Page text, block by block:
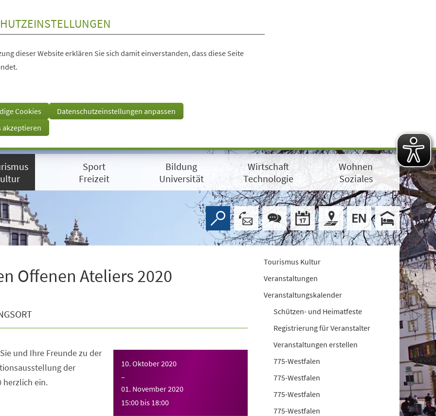
dieser Website erklären Sie sich damit einverstanden, dass diese Seite
Cookies
Datenschutzeinstellungen anpassen
akzeptieren
Sport
Freizeit
Bildung
Universität
Wirtschaft
Technologie
Wohnen
Soziales
Offenen Ateliers 2020
10. Oktober 2020
–
01. November 2020
15:00 bis 18:00
und Ihre Freunde zu der
der
herzlich ein.
Tourismus Kultur
Veranstaltungen
Veranstaltungskalender
Schützen- und Heimatfeste
Registrierung für Veranstalter
Veranstaltungen erstellen
775-Westfalen
775-Westfalen
775-Westfalen
775-Westfalen